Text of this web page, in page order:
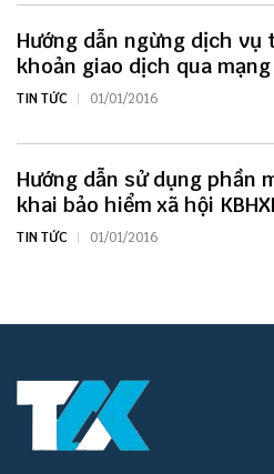
Hướng dẫn ngừng dịch vụ
khoản giao dịch qua mạng
TIN TỨC 01/01/2016
Hướng dẫn sử dụng phần
khai bảo hiểm xã hội
TIN TỨC 01/01/2016